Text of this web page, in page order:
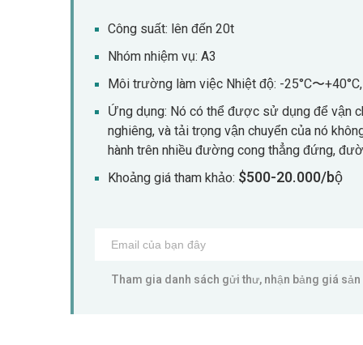
Công suất: lên đến 20t
Nhóm nhiệm vụ: A3
Môi trường làm việc Nhiệt độ: -25°C〜
Ứng dụng: Nó có thể được sử dụng để vận
nghiêng, và tải trọng vận chuyển của nó
hành trên nhiều đường cong thẳng đứng,
Khoảng giá tham khảo: $500-20.000/bộ
Tham gia danh sách gửi thư, nhận bảng giá